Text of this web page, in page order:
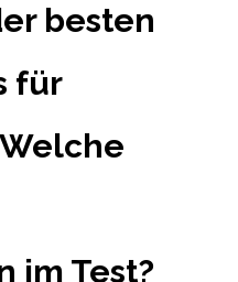
besten
für
im Test?